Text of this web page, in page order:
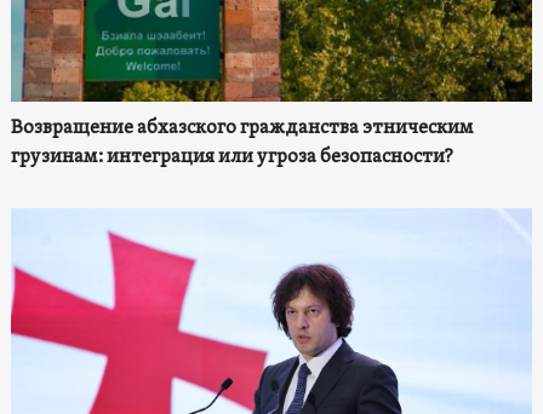
Возвращение абхазского гражданства этническим
грузинам: интеграция или угроза безопасности?